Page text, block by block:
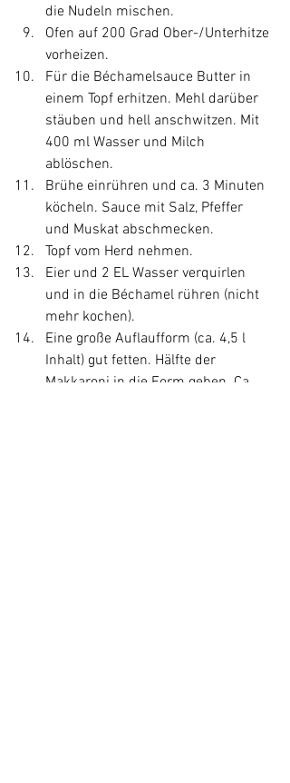
die Nudeln mischen.
Ofen auf 200 Grad Ober-/Unterhitze
vorheizen.
Für die Béchamelsauce Butter in
einem Topf erhitzen. Mehl darüber
stäuben und hell anschwitzen. Mit
400 ml Wasser und Milch
ablöschen.
Brühe einrühren und ca. 3 Minuten
köcheln. Sauce mit Salz, Pfeffer
und Muskat abschmecken.
Topf vom Herd nehmen.
Eier und 2 EL Wasser verquirlen
und in die Béchamel rühren (nicht
mehr kochen).
Eine große Auflaufform (ca. 4,5 l
Inhalt) gut fetten. Hälfte der
Makkaroni in die Form geben. Ca.